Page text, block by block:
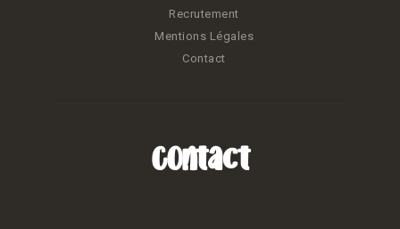
Recrutement
Mentions Légales
Contact
Contact